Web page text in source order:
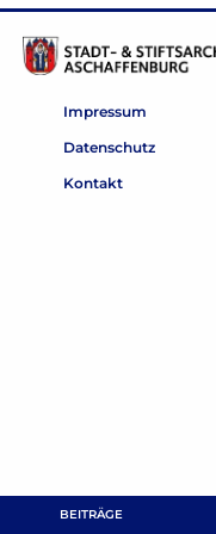
BEITRÄGE
Impressum
Datenschutz
Kontakt